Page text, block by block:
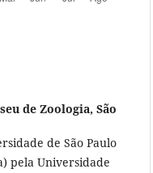
de Zoologia, São
de São Paulo
pela Universidade